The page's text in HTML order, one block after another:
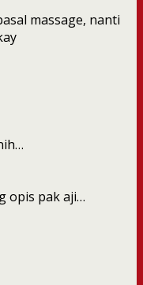
massage, nanti
opis pak aji…